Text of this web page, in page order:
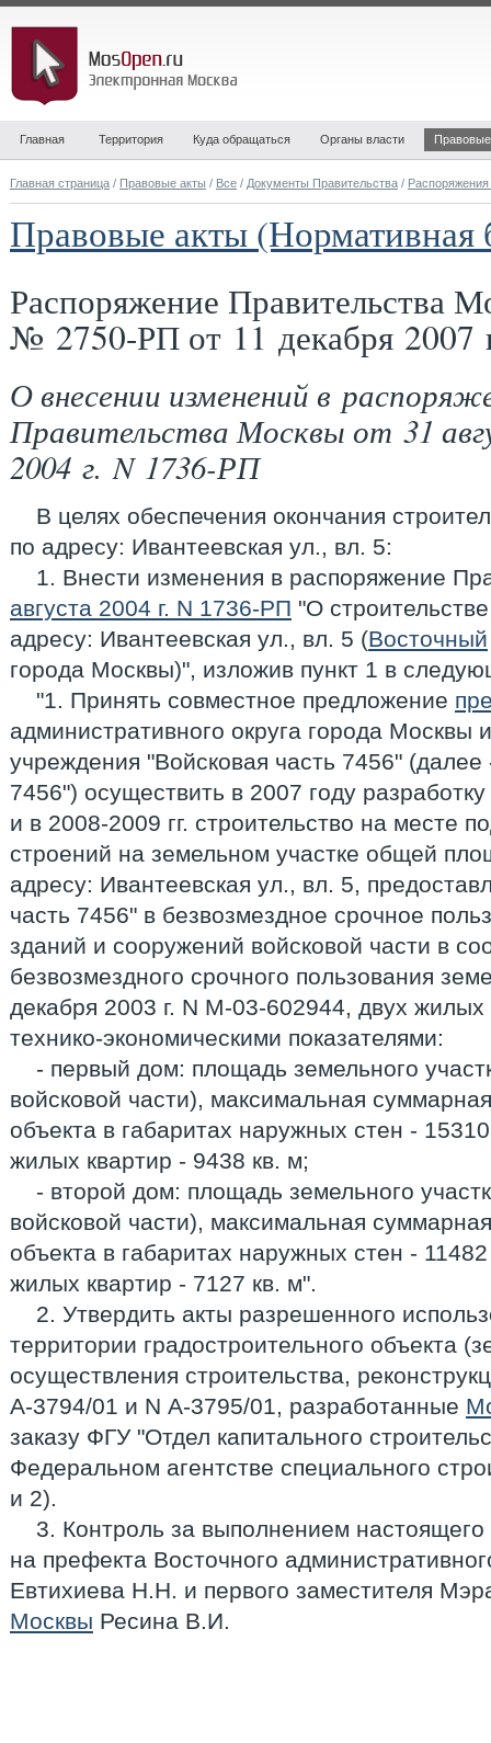
Главная Территория Куда обращаться Органы власти
Главная страница / Правовые акты / Все / Документы Правительства /
Правовые акты (Нормативная
Распоряжение Правительства
№ 2750-РП от 11 декабря 2007
О внесении изменений в
Правительства Москвы от 31
2004 г. N 1736-РП
В целях обеспечения окончания
по адресу: Ивантеевская ул., вл. 5:
1. Внести изменения в распоряжение
августа 2004 г. N 1736-РП "О
адресу: Ивантеевская ул., вл. 5 (Восточный
города Москвы)", изложив пункт 1 в
"1. Принять совместное предложение
административного округа города Москвы
учреждения "Войсковая часть 7456" (далее
7456") осуществить в 2007 году
и в 2008-2009 гг. строительство на месте
строений на земельном участке общей
адресу: Ивантеевская ул., вл. 5,
часть 7456" в безвозмездное срочное
зданий и сооружений войсковой части в
безвозмездного срочного пользования
декабря 2003 г. N М-03-602944, двух
технико-экономическими показателями:
- первый дом: площадь земельного
войсковой части), максимальная
объекта в габаритах наружных стен -
жилых квартир - 9438 кв. м;
- второй дом: площадь земельного
войсковой части), максимальная
объекта в габаритах наружных стен -
жилых квартир - 7127 кв. м".
2. Утвердить акты разрешенного
территории градостроительного объекта
осуществления строительства,
А-3794/01 и N А-3795/01, разработанные
заказу ФГУ "Отдел капитального
Федеральном агентстве специального
и 2).
3. Контроль за выполнением
на префекта Восточного
Евтихиева Н.Н. и первого заместителя
Москвы Ресина В.И.